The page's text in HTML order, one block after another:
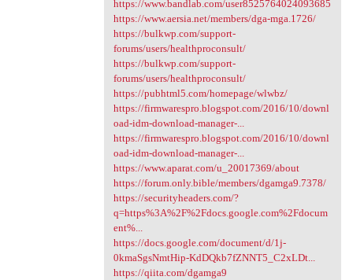
https://www.bandlab.com/user8525764024093685
https://www.aersia.net/members/dga-mga.1726/
https://bulkwp.com/support-
forums/users/healthproconsult/
https://bulkwp.com/support-
forums/users/healthproconsult/
https://pubhtml5.com/homepage/wlwbz/
https://firmwarespro.blogspot.com/2016/10/downl
oad-idm-download-manager-...
https://firmwarespro.blogspot.com/2016/10/downl
oad-idm-download-manager-...
https://www.aparat.com/u_20017369/about
https://forum.only.bible/members/dgamga9.7378/
https://securityheaders.com/?
q=https%3A%2F%2Fdocs.google.com%2Fdocum
ent%...
https://docs.google.com/document/d/1j-
0kmaSgsNmtHip-KdDQkb7fZNNT5_C2xLDt...
https://qiita.com/dgamga9